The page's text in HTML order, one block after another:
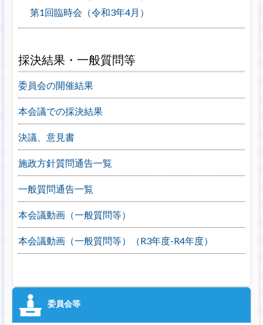
第1回臨時会（令和3年4月）
採決結果・一般質問等
委員会の開催結果
本会議での採決結果
決議、意見書
施政方針質問通告一覧
一般質問通告一覧
本会議動画（一般質問等）
本会議動画（一般質問等）（R3年度-R4年度）